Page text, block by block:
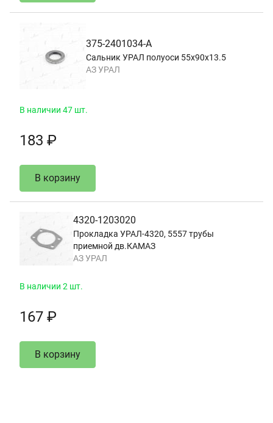
375-2401034-А
Сальник УРАЛ полуоси 55х90х13.5
АЗ УРАЛ
В наличии 47 шт.
183 ₽
В корзину
4320-1203020
Прокладка УРАЛ-4320, 5557 трубы
приемной дв.КАМАЗ
АЗ УРАЛ
В наличии 2 шт.
167 ₽
В корзину